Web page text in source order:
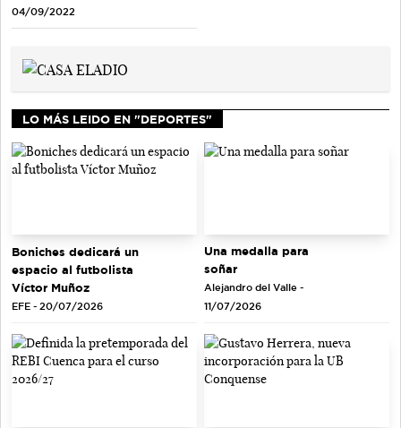
04/09/2022
LO MÁS LEIDO EN "DEPORTES"
Boniches dedicará un
espacio al futbolista
Víctor Muñoz
EFE - 20/07/2026
Una medalla para
soñar
Alejandro del Valle -
11/07/2026